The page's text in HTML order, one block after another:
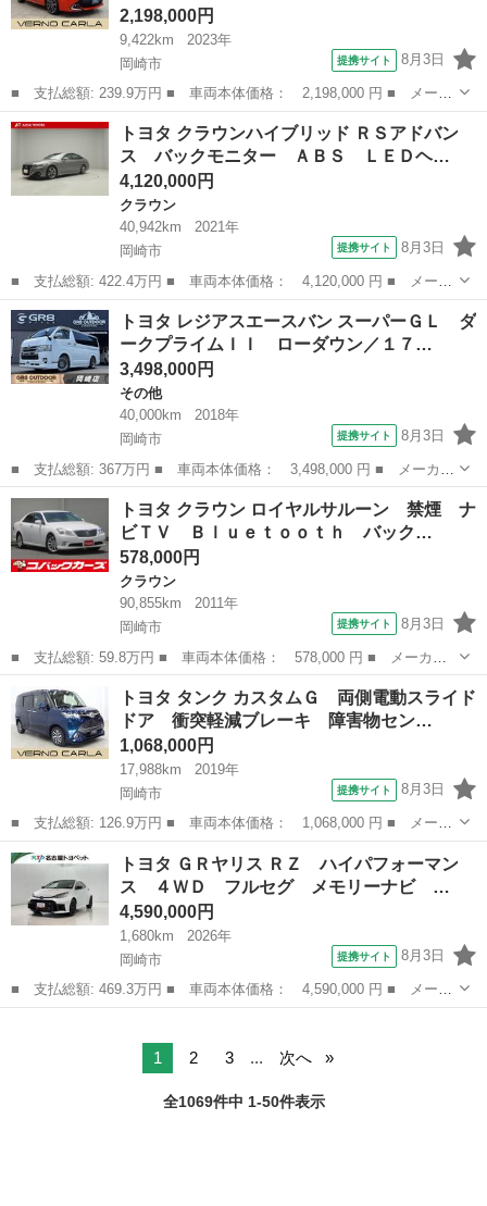
2,198,000円
9,422km
2023年
岡崎市
提携サイト 8月3日
■ 支払総額: 239.9万円 ■ 車両本体価格： 2,198,000 円 ■ メーカ
ー名： トヨタ ■ 車種名： カローラスポーツ ■ グレード名：
Ｇ Ｚ トヨタセーフティセンス 障害物センサー シートヒータ
ー ＬＥＤ...
愛知 岡崎市 トヨタ
トヨタ クラウンハイブリッド ＲＳアドバン
ス バックモニター ＡＢＳ ＬＥＤヘ…
4,120,000円
クラウン
40,942km
2021年
岡崎市
提携サイト 8月3日
■ 支払総額: 422.4万円 ■ 車両本体価格： 4,120,000 円 ■ メーカ
ー名： トヨタ ■ 車種名： クラウンハイブリッド ■ グレード
名： ＲＳアドバンス バックモニター ＡＢＳ ＬＥＤヘッドライ
ト Ｗエア...
愛知 岡崎市 クラウン
トヨタ レジアスエースバン スーパーＧＬ ダ
ークプライムＩＩ ローダウン／１７…
3,498,000円
その他
40,000km
2018年
岡崎市
提携サイト 8月3日
■ 支払総額: 367万円 ■ 車両本体価格： 3,498,000 円 ■ メーカー
名： トヨタ ■ 車種名： レジアスエースバン ■ グレード名：
スーパーＧＬ ダークプライムＩＩ ローダウン／１７インチアルミ
／モデリス...
愛知 岡崎市 その他
トヨタ クラウン ロイヤルサルーン 禁煙 ナ
ビＴＶ Ｂｌｕｅｔｏｏｔｈ バック…
578,000円
クラウン
90,855km
2011年
岡崎市
提携サイト 8月3日
■ 支払総額: 59.8万円 ■ 車両本体価格： 578,000 円 ■ メーカー
名： トヨタ ■ 車種名： クラウン ■ グレード名： ロイヤルサ
ルーン 禁煙 ナビＴＶ Ｂｌｕｅｔｏｏｔｈ バックカメラ ＨＩ
Ｄ ＥＴＣ ...
愛知 クラウン
トヨタ タンク カスタムＧ 両側電動スライド
ドア 衝突軽減ブレーキ 障害物セン…
1,068,000円
17,988km
2019年
岡崎市
提携サイト 8月3日
■ 支払総額: 126.9万円 ■ 車両本体価格： 1,068,000 円 ■ メーカ
ー名： トヨタ ■ 車種名： タンク ■ グレード名： カスタム
Ｇ 両側電動スライドドア 衝突軽減ブレーキ 障害物センサー シ
ートヒータ...
愛知 岡崎市 トヨタ
トヨタ ＧＲヤリス ＲＺ ハイパフォーマン
ス ４ＷＤ フルセグ メモリーナビ …
4,590,000円
1,680km
2026年
岡崎市
提携サイト 8月3日
■ 支払総額: 469.3万円 ■ 車両本体価格： 4,590,000 円 ■ メーカ
ー名： トヨタ ■ 車種名： ＧＲヤリス ■ グレード名： ＲＺ
1 2 3 ... 次へ
全1069件中 1-50件表示